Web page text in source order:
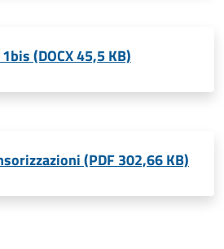
(DOCX 45,5 KB)
(PDF 302,66 KB)